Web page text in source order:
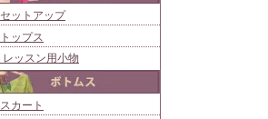
セットアップ
トップス
レッスン用小物
スカート